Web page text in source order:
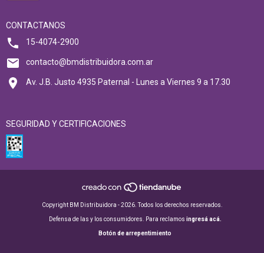
CONTACTANOS
15-4074-2900
contacto@bmdistribuidora.com.ar
Av. J.B. Justo 4935 Paternal - Lunes a Viernes 9 a 17.30
SEGURIDAD Y CERTIFICACIONES
Copyright BM Distribuidora - 2026. Todos los derechos reservados.
Defensa de las y los consumidores. Para reclamos ingresá acá.
Botón de arrepentimiento